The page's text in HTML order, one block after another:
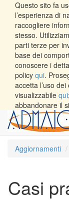
Questo sito fa
l’esperienza di
raccogliere
stesso.
parti terze per
base dei
conoscere i
policy qui.
accetta l’uso
visualizzabile qui
abbandonare il
Aggiornamenti
Casi